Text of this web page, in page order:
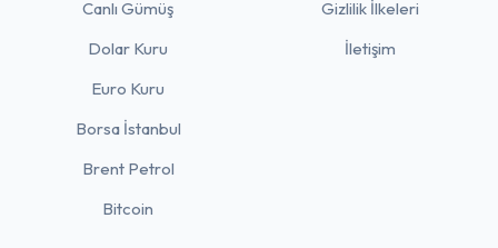
Canlı Gümüş
Dolar Kuru
Euro Kuru
Borsa İstanbul
Brent Petrol
Bitcoin
Gizlilik İlkeleri
İletişim